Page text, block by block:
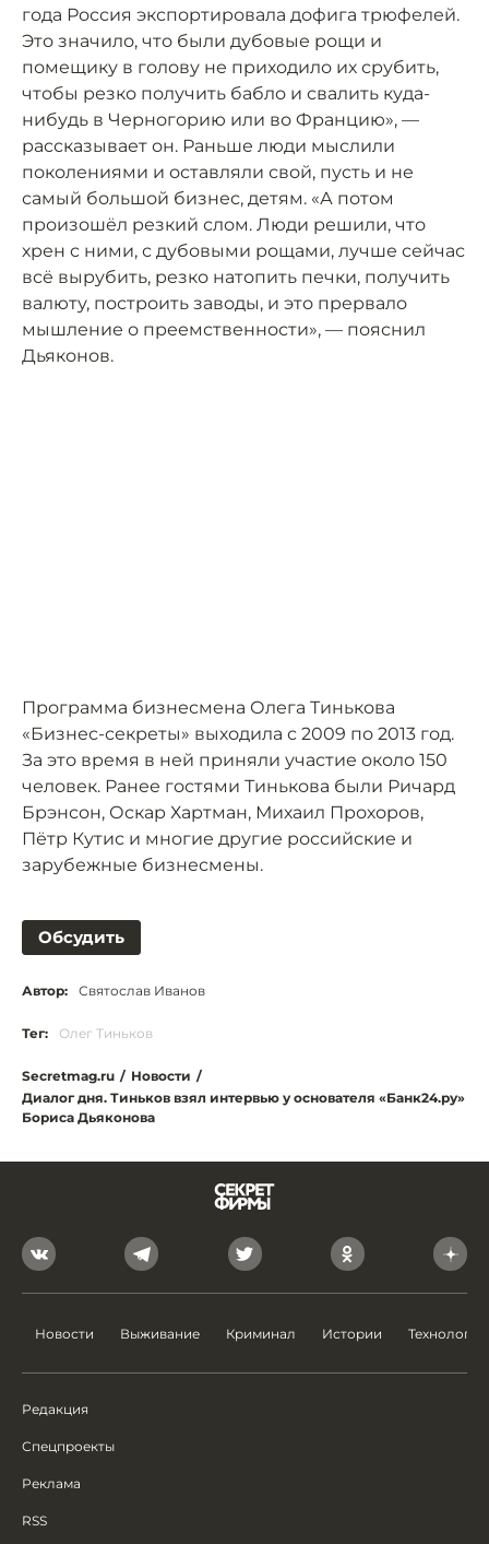
года Россия экспортировала дофига трюфелей.
Это значило, что были дубовые рощи и
помещику в голову не приходило их срубить,
чтобы резко получить бабло и свалить куда-
нибудь в Черногорию или во Францию», —
рассказывает он. Раньше люди мыслили
поколениями и оставляли свой, пусть и не
самый большой бизнес, детям. «А потом
произошёл резкий слом. Люди решили, что
хрен с ними, с дубовыми рощами, лучше сейчас
всё вырубить, резко натопить печки, получить
валюту, построить заводы, и это прервало
мышление о преемственности», — пояснил
Дьяконов.
Программа бизнесмена Олега Тинькова
«Бизнес-секреты» выходила с 2009 по 2013 год.
За это время в ней приняли участие около 150
человек. Ранее гостями Тинькова были Ричард
Брэнсон, Оскар Хартман, Михаил Прохоров,
Пётр Кутис и многие другие российские и
зарубежные бизнесмены.
Обсудить
Автор: Святослав Иванов
Тег: Олег Тиньков
Secretmag.ru / Новости /
Диалог дня. Тиньков взял интервью у основателя «Банк24.ру»
Бориса Дьяконова
Новости Выживание Криминал Истории Технологии
Редакция
Спецпроекты
Реклама
RSS